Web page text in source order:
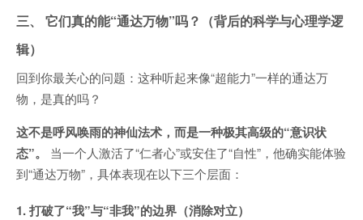
三、 它们真的能“通达万物”吗？（背后的科学与心理学逻
辑）
回到你最关心的问题：这种听起来像“超能力”一样的通达万
物，是真的吗？
这不是呼风唤雨的神仙法术，而是一种极其高级的“意识状
态”。
当一个人激活了“仁者心”或安住了“自性”，他确实能体验
到“通达万物”，具体表现在以下三个层面：
1. 打破了“我”与“非我”的边界（消除对立）